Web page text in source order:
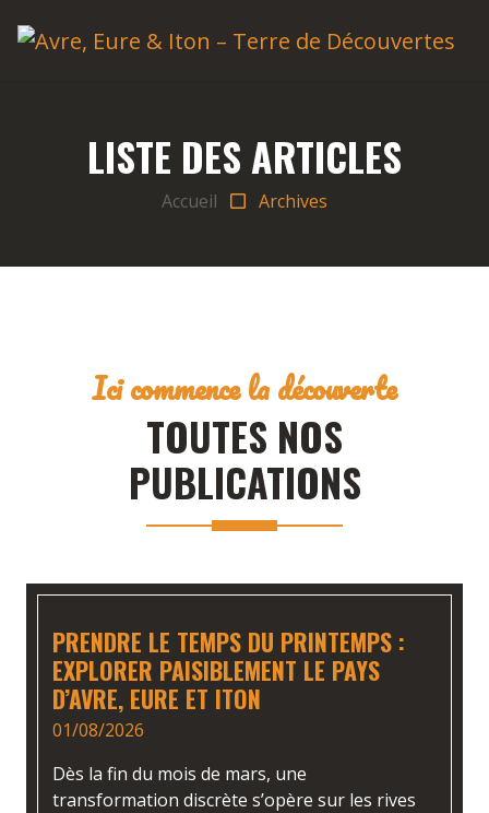
LISTE DES ARTICLES
Accueil Archives
Ici commence la découverte
TOUTES NOS
PUBLICATIONS
PRENDRE LE TEMPS DU PRINTEMPS :
EXPLORER PAISIBLEMENT LE PAYS
D’AVRE, EURE ET ITON
01/08/2026
Dès la fin du mois de mars, une
transformation discrète s’opère sur les rives